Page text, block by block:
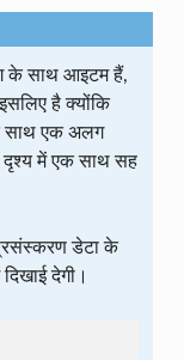
के साथ आइटम हैं,
है क्योंकि
साथ एक अलग
दृश्य में एक साथ सह
डेटा के
देगी।